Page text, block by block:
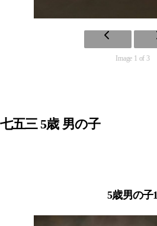
Image 1 of 3
七五三 5歳 男の子
5歳男の子1